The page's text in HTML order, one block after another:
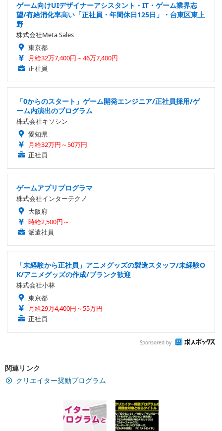
ゲーム向けUIデザイナーアシスタント・IT・ゲーム業界志
望/有給消化率高い「正社員・年間休日125日」・台東区東上
野
株式会社Meta Sales
東京都
月給32万7,400円～46万7,400円
正社員
「0からのスタート」ゲーム開発エンジニア/正社員採用/ゲ
ーム内演出のプログラム
株式会社キソシン
愛知県
月給32万円～50万円
正社員
ゲームアプリプログラマ
株式会社インターテクノ
大阪府
時給2,500円～
派遣社員
「未経験から正社員」アニメグッズの製造スタッフ/未経験O
K/アニメグッズの作成/ブランク歓迎
株式会社小林
東京都
月給29万4,400円～55万円
正社員
Sponsored by
関連リンク
クリエイター奨励プログラム